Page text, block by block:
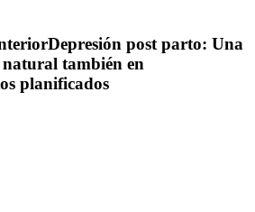
Depresión post parto: Una
también en
planificados